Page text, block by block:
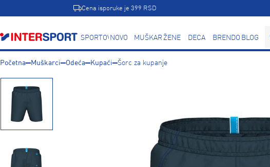
Cena isporuke je 399 RSD
SPORTOVINOVO MUŠKARCIŽENE DECA BRENDOVIBLOG
Početna Muškarci Odeća Kupaći Šorc za kupanje